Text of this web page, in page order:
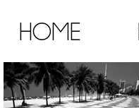
HOME